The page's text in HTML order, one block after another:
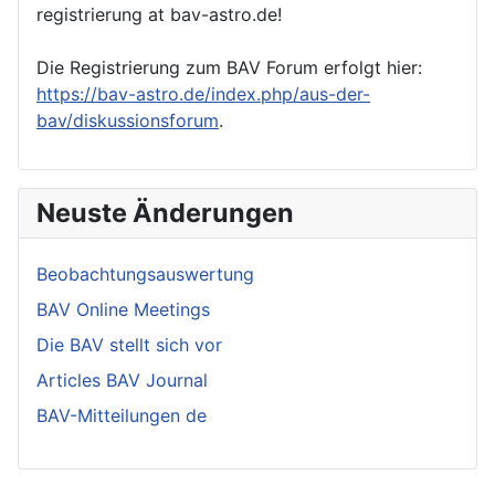
registrierung at bav-astro.de!
Die Registrierung zum BAV Forum erfolgt hier:
https://bav-astro.de/index.php/aus-der-
bav/diskussionsforum.
Neuste Änderungen
Beobachtungsauswertung
BAV Online Meetings
Die BAV stellt sich vor
Articles BAV Journal
BAV-Mitteilungen de